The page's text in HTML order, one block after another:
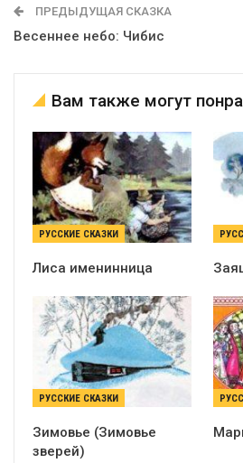
ПРЕДЫДУЩАЯ СКАЗКА
Весеннее небо: Чибис
Вам также могут
РУССКИЕ СКАЗКИ
Лиса именинница
РУССКИЕ СКАЗКИ
Зимовье (Зимовье
зверей)